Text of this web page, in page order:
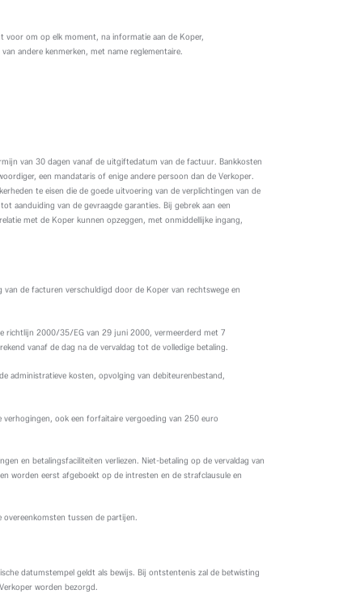
voor om op elk moment, na informatie aan de Koper,
andere kenmerken, met name reglementaire.
van 30 dagen vanaf de uitgiftedatum van de factuur. Bankkosten
een mandataris of enige andere persoon dan de Verkoper.
te eisen die de goede uitvoering van de verplichtingen van de
aanduiding van de gevraagde garanties. Bij gebrek aan een
met de Koper kunnen opzeggen, met onmiddellijke ingang,
de facturen verschuldigd door de Koper van rechtswege en
richtlijn 2000/35/EG van 29 juni 2000, vermeerderd met 7
vanaf de dag na de vervaldag tot de volledige betaling.
administratieve kosten, opvolging van debiteurenbestand,
ook een forfaitaire vergoeding van 250 euro
en betalingsfaciliteiten verliezen. Niet-betaling op de vervaldag van
worden eerst afgeboekt op de intresten en de strafclausule en
tussen de partijen.
datumstempel geldt als bewijs. Bij ontstentenis zal de betwisting
worden bezorgd.